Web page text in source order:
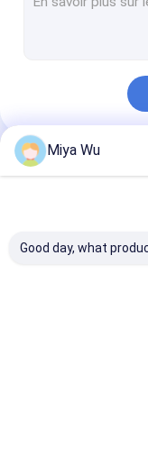
Nos Catégories
Miya Wu
Good day, what